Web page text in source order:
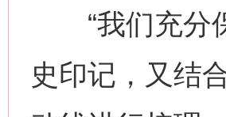
“我们充分保
史印记，又结